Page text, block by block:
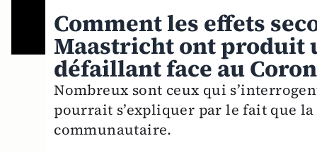
Comment les effets
Maastricht ont produit
défaillant face au
Nombreux sont ceux qui
pourrait s’expliquer par le fait que la
communautaire.